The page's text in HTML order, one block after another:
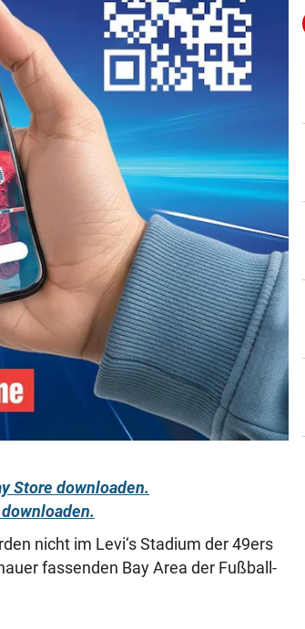
Store downloaden.
nicht im Levi‘s Stadium der 49ers
fassenden Bay Area der Fußball-